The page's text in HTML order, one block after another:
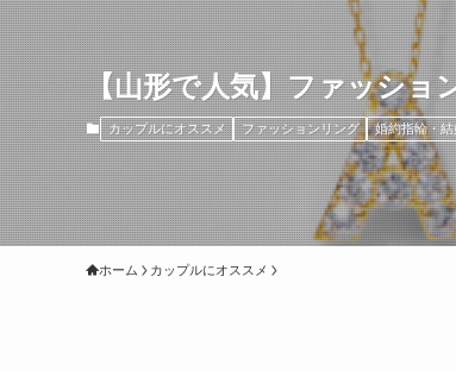
【山形で人気】ファッショ
カップルにオススメ ファッションリング 婚約指輪・
ホーム カップルにオススメ